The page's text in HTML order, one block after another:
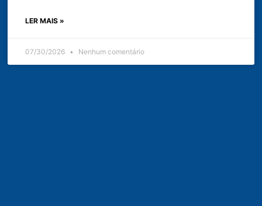
LER MAIS »
07/30/2026 Nenhum comentário